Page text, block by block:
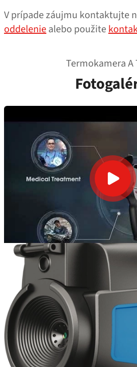
V prípade záujmu kontaktujte
oddeleniealebo použite
Termokamera A